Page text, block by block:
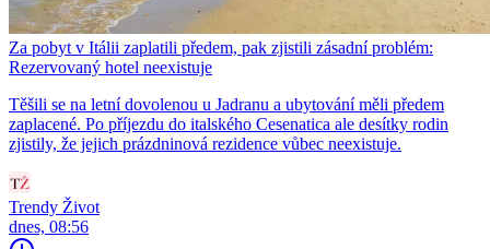
Za pobyt v Itálii zaplatili předem, pak zjistili zásadní problém:
Rezervovaný hotel neexistuje
Těšili se na letní dovolenou u Jadranu a ubytování měli předem
zaplacené. Po příjezdu do italského Cesenatica ale desítky rodin
zjistily, že jejich prázdninová rezidence vůbec neexistuje.
Trendy Život
dnes, 08:56